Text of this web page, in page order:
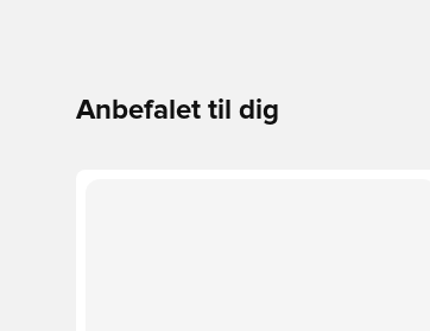
Anbefalet til dig